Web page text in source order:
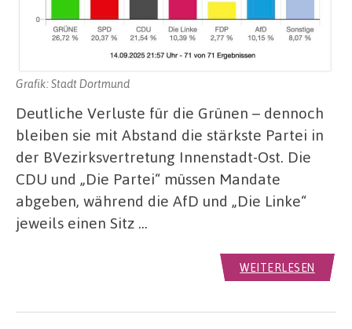
Grafik: Stadt Dortmund
Deutliche Verluste für die Grünen – dennoch
bleiben sie mit Abstand die stärkste Partei in
der BVezirksvertretung Innenstadt-Ost. Die
CDU und „Die Partei“ müssen Mandate
abgeben, während die AfD und „Die Linke“
jeweils einen Sitz …
WEITERLESEN